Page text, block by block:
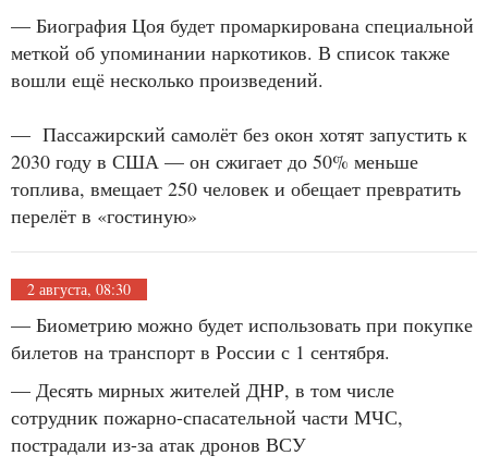
— Биография Цоя будет промаркирована специальной
меткой об упоминании наркотиков. В список также
вошли ещё несколько произведений.
— Пассажирский самолёт без окон хотят запустить к
2030 году в США — он сжигает до 50% меньше
топлива, вмещает 250 человек и обещает превратить
перелёт в «гостиную»
2 августа, 08:30
— Биометрию можно будет использовать при покупке
билетов на транспорт в России с 1 сентября.
— Десять мирных жителей ДНР, в том числе
сотрудник пожарно-спасательной части МЧС,
пострадали из-за атак дронов ВСУ